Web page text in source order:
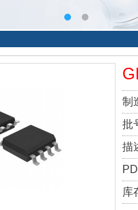
制
批
描
库